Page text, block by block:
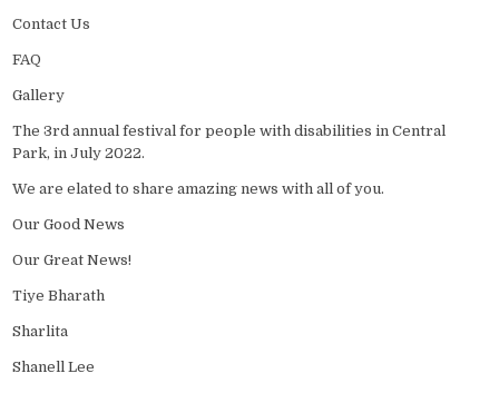
Contact Us
FAQ
Gallery
The 3rd annual festival for people with disabilities in Central
Park, in July 2022.
We are elated to share amazing news with all of you.
Our Good News
Our Great News!
Tiye Bharath
Sharlita
Shanell Lee